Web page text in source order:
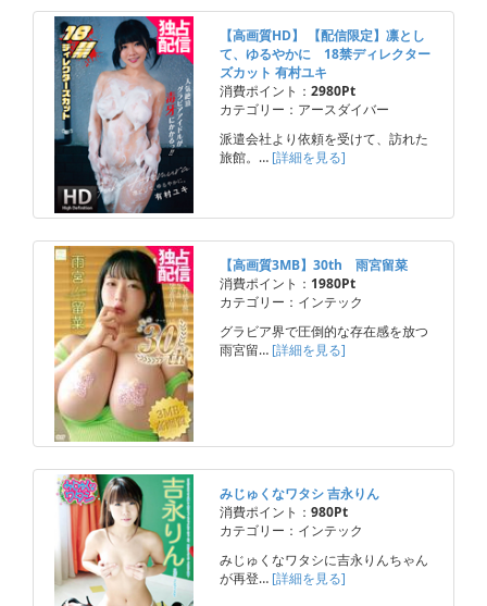
【高画質HD】 【配信限定】凛とし
て、ゆるやかに 18禁ディレクター
ズカット 有村ユキ
消費ポイント： 2980Pt
カテゴリー：アースダイバー
派遣会社より依頼を受けて、訪れた
旅館。… [詳細を見る]
【高画質3MB】30th 雨宮留菜
消費ポイント： 1980Pt
カテゴリー：インテック
グラビア界で圧倒的な存在感を放つ
雨宮留… [詳細を見る]
みじゅくなワタシ 吉永りん
消費ポイント： 980Pt
カテゴリー：インテック
みじゅくなワタシに吉永りんちゃん
が再登… [詳細を見る]